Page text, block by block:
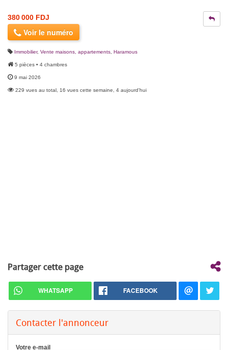
380 000 FDJ
Voir le numéro
Immobilier, Vente maisons, appartements Haramous
5 pièces • 4 chambres
9 mai 2026
229 vues au total, 16 vues cette semaine, 4 aujourd'hui
Partager cette page
WHATSAPP FACEBOOK
Contacter l'annonceur
Votre e-mail